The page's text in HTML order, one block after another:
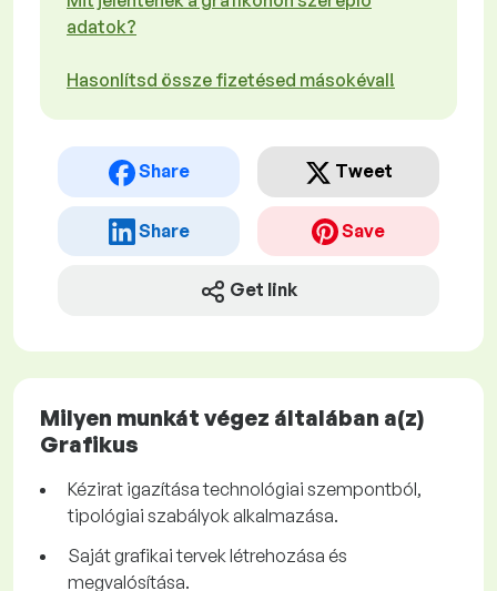
adatok?
Hasonlítsd össze fizetésed másokéval!
Share Tweet
Share Save
Get link
Milyen munkát végez általában a(z)
Grafikus
Kézirat igazítása technológiai szempontból,
tipológiai szabályok alkalmazása.
Saját grafikai tervek létrehozása és
megvalósítása.